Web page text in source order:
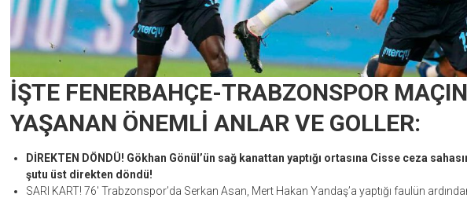
İŞTE FENERBAHÇE-TRABZONSPOR
YAŞANAN ÖNEMLİ ANLAR VE GOLLER:
DİREKTEN DÖNDÜ! Gökhan Gönül’ün sağ kanattan yaptığı ortasına Cisse ceza
şutu üst direkten döndü!
SARI KART! 76′ Trabzonspor’da Serkan Asan, Mert Hakan Yandaş’a yaptığı faulün